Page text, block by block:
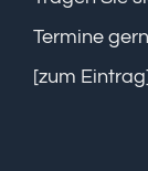
Termine
[zum